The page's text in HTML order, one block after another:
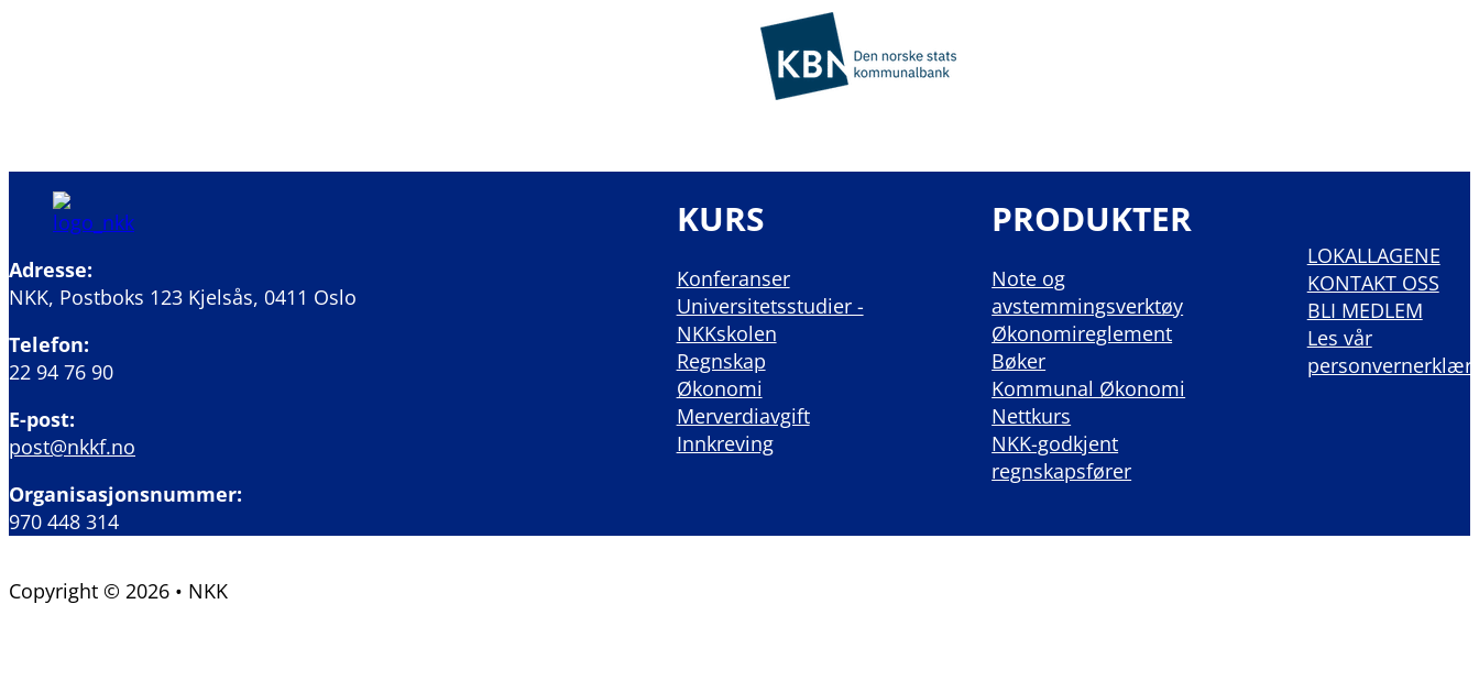
Adresse:
NKK, Postboks 123 Kjelsås, 0411 Oslo
Telefon:
22 94 76 90
E-post:
post@nkkf.no
Organisasjonsnummer:
970 448 314
KURS
Konferanser
Universitetsstudier -
NKKskolen
Regnskap
Økonomi
Merverdiavgift
Innkreving
PRODUKTER
Note og
avstemmingsverktøy
Økonomireglement
Bøker
Kommunal Økonomi
Nettkurs
NKK-godkjent
regnskapsfører
LOKALLAGENE
KONTAKT OSS
BLI MEDLEM
Les vår
Copyright © 2026 • NKK